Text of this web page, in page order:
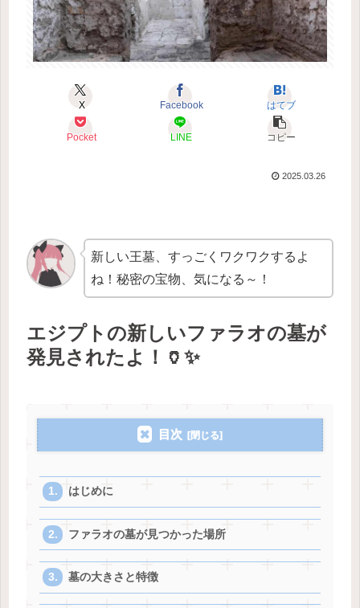
X Facebook はてブ
Pocket LINE コピー
2025.03.26
新しい王墓、すっごくワクワクするよ
ね！秘密の宝物、気になる～！
エジプトの新しいファラオの墓が
発見されたよ！🏺✨
目次
はじめに
ファラオの墓が見つかった場所
墓の大きさと特徴